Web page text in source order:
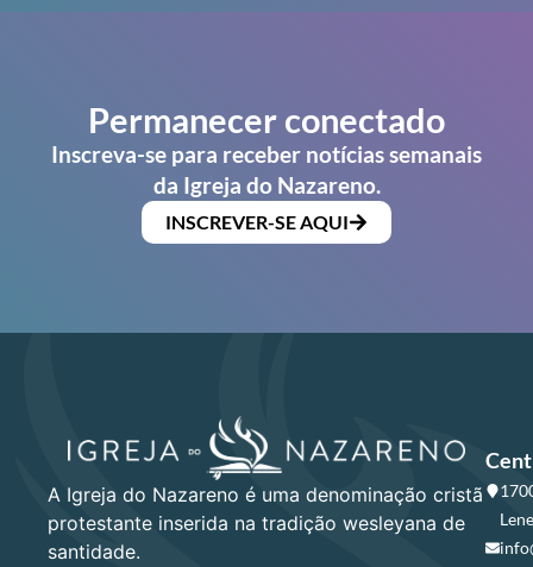
Permanecer conectado
Inscreva-se para receber notícias semanais
da Igreja do Nazareno.
INSCREVER-SE AQUI
A Igreja do Nazareno é uma denominação cristã
protestante inserida na tradição wesleyana de
santidade.